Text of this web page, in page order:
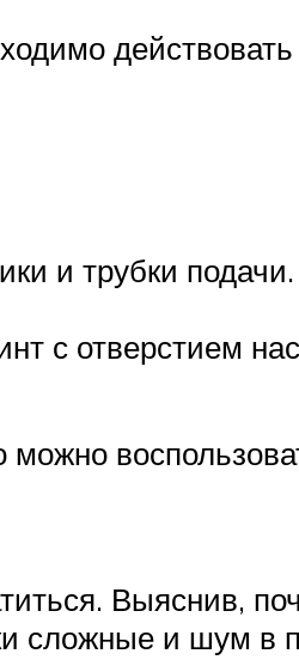
действовать
и трубки подачи.
с отверстием
Выяснив,
сложные и шум в